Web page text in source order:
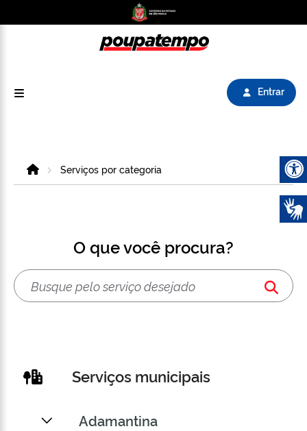
Entrar
HomeServiços por categoria
O que você procura?
Serviços municipais
Adamantina